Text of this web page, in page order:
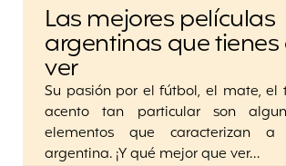
Las mejores películas
argentinas que
ver
Su pasión por el fútbol, el mate, el
acento tan particular son
elementos que caracterizan
argentina. ¡Y qué mejor que ver…